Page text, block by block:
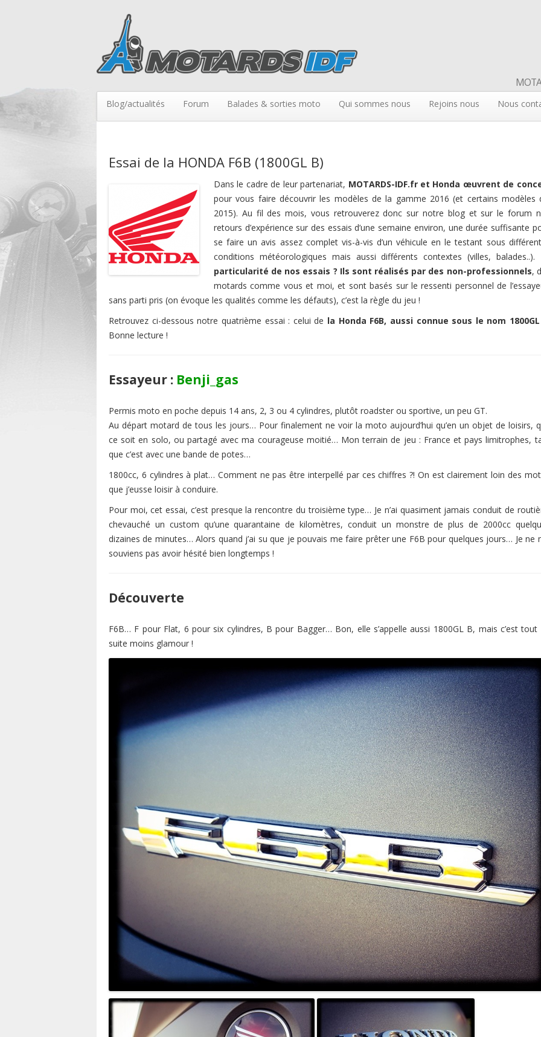
Blog/actualités Forum Balades & sorties moto Qui sommes nous Rejoins nous Nous
Essai de la HONDA F6B (1800GL B)
Dans le cadre de leur partenariat, MOTARDS-IDF.fr et Honda œuvrent de
pour vous faire découvrir les modèles de la gamme 2016 (et certains modèles
2015). Au fil des mois, vous retrouverez donc sur notre blog et sur le forum
retours d’expérience sur des essais d’une semaine environ, une durée suffisante
se faire un avis assez complet vis-à-vis d’un véhicule en le testant sous
conditions météorologiques mais aussi différents contextes (villes, balades..).
particularité de nos essais ? Ils sont réalisés par des non-professionnels,
motards comme vous et moi, et sont basés sur le ressenti personnel de
sans parti pris (on évoque les qualités comme les défauts), c’est la règle du jeu !
Retrouvez ci-dessous notre quatrième essai : celui de la Honda F6B, aussi connue sous le nom
Bonne lecture !
Essayeur : Benji_gas
Permis moto en poche depuis 14 ans, 2, 3 ou 4 cylindres, plutôt roadster ou sportive, un peu GT.
Au départ motard de tous les jours… Pour finalement ne voir la moto aujourd’hui qu’en un objet de loisirs,
ce soit en solo, ou partagé avec ma courageuse moitié… Mon terrain de jeu : France et pays limitrophes,
que c’est avec une bande de potes…
1800cc, 6 cylindres à plat… Comment ne pas être interpellé par ces chiffres ?! On est clairement loin des
que j’eusse loisir à conduire.
Pour moi, cet essai, c’est presque la rencontre du troisième type… Je n’ai quasiment jamais conduit de
chevauché un custom qu’une quarantaine de kilomètres, conduit un monstre de plus de 2000cc
dizaines de minutes… Alors quand j’ai su que je pouvais me faire prêter une F6B pour quelques jours… Je ne
souviens pas avoir hésité bien longtemps !
Découverte
F6B… F pour Flat, 6 pour six cylindres, B pour Bagger… Bon, elle s’appelle aussi 1800GL B, mais c’est tout
suite moins glamour !